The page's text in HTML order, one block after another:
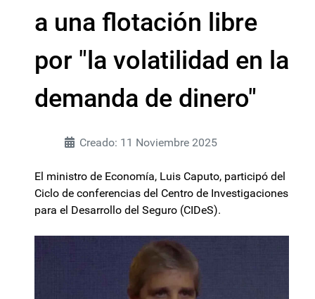
a una flotación libre
por "la volatilidad en la
demanda de dinero"
Creado: 11 Noviembre 2025
El ministro de Economía, Luis Caputo, participó del
Ciclo de conferencias del Centro de Investigaciones
para el Desarrollo del Seguro (CIDeS).